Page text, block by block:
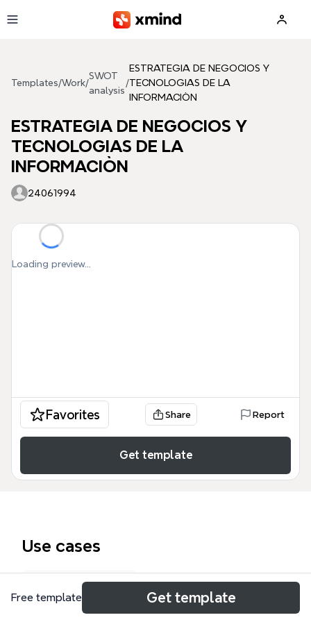
Templates/Work/
SWOT
analysis
/
ESTRATEGIA DE NEGOCIOS Y
TECNOLOGIAS DE LA
INFORMACIÒN
ESTRATEGIA DE NEGOCIOS Y
TECNOLOGIAS DE LA
INFORMACIÒN
24061994
Loading preview...
Favorites Share Report
Get template
Use cases
SWOT analysis
Free template Get template